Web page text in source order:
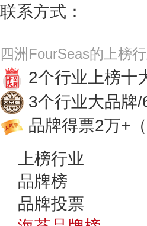
联系方式：
四洲FourSeas的上榜
2个行业上榜十
3个行业大品牌
品牌得票2万+
上榜行业
品牌榜
品牌投票